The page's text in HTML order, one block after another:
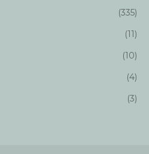
(335)
(11)
(10)
(4)
(3)